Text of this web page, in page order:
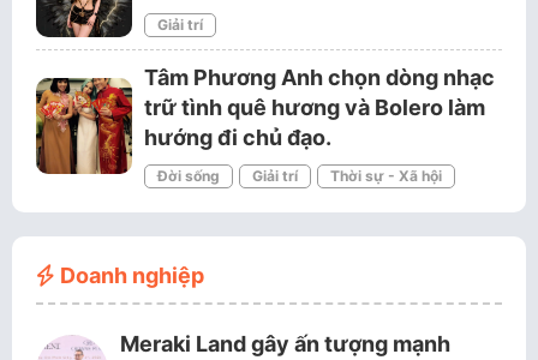
Giải trí
Tâm Phương Anh chọn dòng nhạc
trữ tình quê hương và Bolero làm
hướng đi chủ đạo.
Đời sống Giải trí Thời sự - Xã hội
Doanh nghiệp
Meraki Land gây ấn tượng mạnh